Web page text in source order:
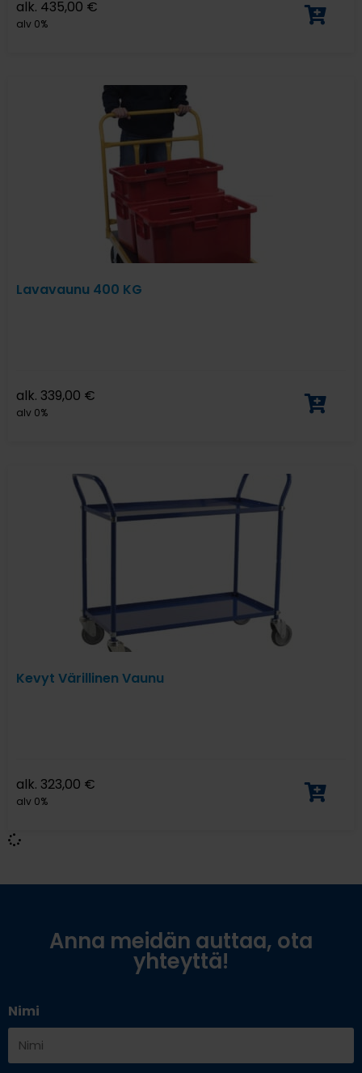
alk. 435,00 €
alv 0%
Lavavaunu 400 KG
alk. 339,00 €
alv 0%
Kevyt Värillinen Vaunu
alk. 323,00 €
alv 0%
Anna meidän auttaa, ota
yhteyttä!
Nimi